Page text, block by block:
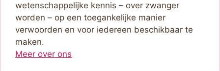
wetenschappelijke kennis – over zwanger
worden – op een toegankelijke manier
verwoorden en voor iedereen beschikbaar te
maken.
Meer over ons